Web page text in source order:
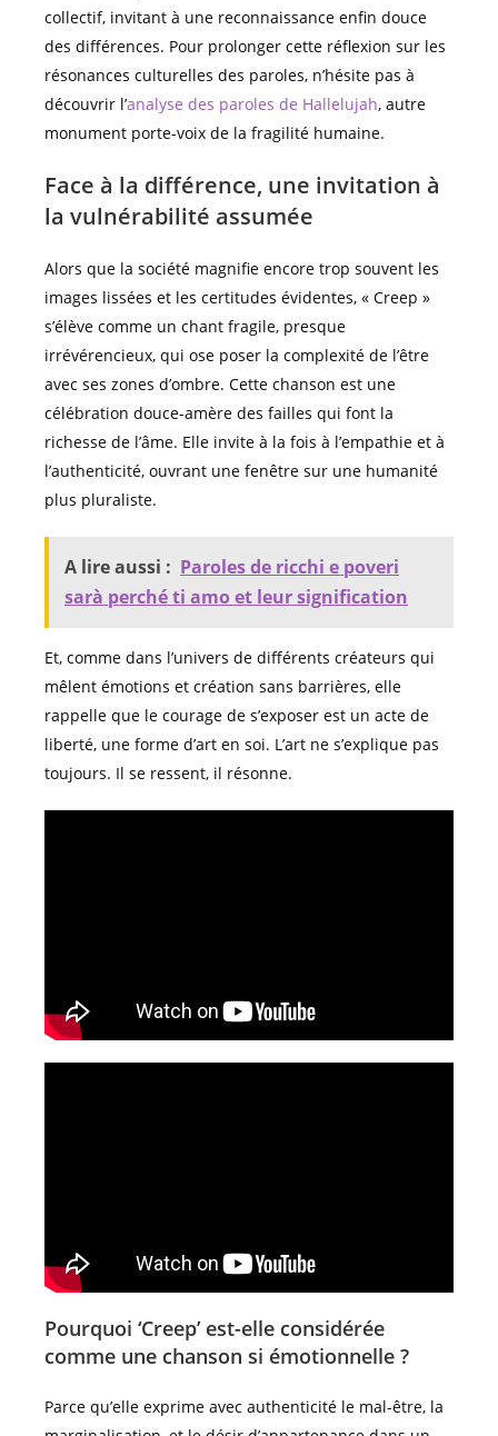
collectif, invitant à une reconnaissance enfin douce
des différences. Pour prolonger cette réflexion sur les
résonances culturelles des paroles, n’hésite pas à
découvrir l’analyse des paroles de Hallelujah, autre
monument porte-voix de la fragilité humaine.
Face à la différence, une invitation à
la vulnérabilité assumée
Alors que la société magnifie encore trop souvent les
images lissées et les certitudes évidentes, « Creep »
s’élève comme un chant fragile, presque
irrévérencieux, qui ose poser la complexité de l’être
avec ses zones d’ombre. Cette chanson est une
célébration douce-amère des failles qui font la
richesse de l’âme. Elle invite à la fois à l’empathie et à
l’authenticité, ouvrant une fenêtre sur une humanité
plus pluraliste.
A lire aussi : Paroles de ricchi e poveri
sarà perché ti amo et leur signification
Et, comme dans l’univers de différents créateurs qui
mêlent émotions et création sans barrières, elle
rappelle que le courage de s’exposer est un acte de
liberté, une forme d’art en soi. L’art ne s’explique pas
toujours. Il se ressent, il résonne.
Pourquoi ‘Creep’ est-elle considérée
comme une chanson si émotionnelle ?
Parce qu’elle exprime avec authenticité le mal-être, la